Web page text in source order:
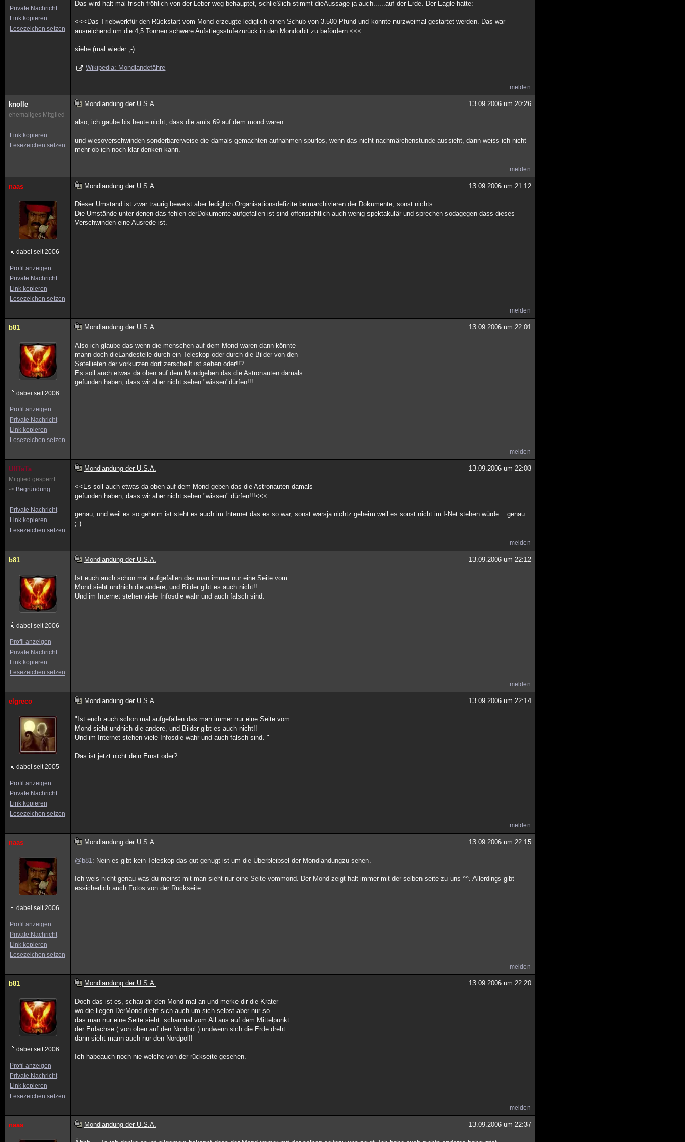
Private Nachricht
Link kopieren
Lesezeichen setzen
Das wird halt mal frisch fröhlich von der Leber weg behauptet, schließlich stimmt dieAussage ja auch......auf der Erde. Der Eagle hatte:
<<<Das Triebwerkfür den Rückstart vom Mond erzeugte lediglich einen Schub von 3.500 Pfund und konnte nurzweimal gestartet werden. Das war
ausreichend um die 4,5 Tonnen schwere Aufstiegsstufezurück in den Mondorbit zu befördern.<<<
siehe (mal wieder ;-)
Wikipedia: Mondlandefähre
melden
knolle
ehemaliges Mitglied
Link kopieren
Lesezeichen setzen
Mondlandung der U.S.A. 13.09.2006 um 20:26
also, ich gaube bis heute nicht, dass die amis 69 auf dem mond waren.
und wiesoverschwinden sonderbarerweise die damals gemachten aufnahmen spurlos, wenn das nicht nachmärchenstunde aussieht, dann weiss ich nicht
mehr ob ich noch klar denken kann.
melden
naas
dabei seit 2006
Profil anzeigen
Private Nachricht
Link kopieren
Lesezeichen setzen
Mondlandung der U.S.A. 13.09.2006 um 21:12
Dieser Umstand ist zwar traurig beweist aber lediglich Organisationsdefizite beimarchivieren der Dokumente, sonst nichts.
Die Umstände unter denen das fehlen derDokumente aufgefallen ist sind offensichtlich auch wenig spektakulär und sprechen sodagegen dass dieses
Verschwinden eine Ausrede ist.
melden
b81
dabei seit 2006
Profil anzeigen
Private Nachricht
Link kopieren
Lesezeichen setzen
Mondlandung der U.S.A. 13.09.2006 um 22:01
Also ich glaube das wenn die menschen auf dem Mond waren dann könnte
mann doch dieLandestelle durch ein Teleskop oder durch die Bilder von den
Satellieten der vorkurzen dort zerschellt ist sehen oder!!?
Es soll auch etwas da oben auf dem Mondgeben das die Astronauten damals
gefunden haben, dass wir aber nicht sehen "wissen"dürfen!!!
melden
UffTaTa
Mitglied gesperrt
-> Begründung
Private Nachricht
Link kopieren
Lesezeichen setzen
Mondlandung der U.S.A. 13.09.2006 um 22:03
<<Es soll auch etwas da oben auf dem Mond geben das die Astronauten damals
gefunden haben, dass wir aber nicht sehen "wissen" dürfen!!!<<<
genau, und weil es so geheim ist steht es auch im Internet das es so war, sonst wärsja nichtz geheim weil es sonst nicht im I-Net stehen würde....genau
;-)
melden
b81
dabei seit 2006
Profil anzeigen
Private Nachricht
Link kopieren
Lesezeichen setzen
Mondlandung der U.S.A. 13.09.2006 um 22:12
Ist euch auch schon mal aufgefallen das man immer nur eine Seite vom
Mond sieht undnich die andere, und Bilder gibt es auch nicht!!
Und im Internet stehen viele Infosdie wahr und auch falsch sind.
melden
elgreco
dabei seit 2005
Profil anzeigen
Private Nachricht
Link kopieren
Lesezeichen setzen
Mondlandung der U.S.A. 13.09.2006 um 22:14
"Ist euch auch schon mal aufgefallen das man immer nur eine Seite vom
Mond sieht undnich die andere, und Bilder gibt es auch nicht!!
Und im Internet stehen viele Infosdie wahr und auch falsch sind. "
Das ist jetzt nicht dein Ernst oder?
melden
naas
dabei seit 2006
Profil anzeigen
Private Nachricht
Link kopieren
Lesezeichen setzen
Mondlandung der U.S.A. 13.09.2006 um 22:15
@b81: Nein es gibt kein Teleskop das gut genugt ist um die Überbleibsel der Mondlandungzu sehen.
Ich weis nicht genau was du meinst mit man sieht nur eine Seite vommond. Der Mond zeigt halt immer mit der selben seite zu uns ^^. Allerdings gibt
essicherlich auch Fotos von der Rückseite.
melden
b81
dabei seit 2006
Profil anzeigen
Private Nachricht
Link kopieren
Lesezeichen setzen
Mondlandung der U.S.A. 13.09.2006 um 22:20
Doch das ist es, schau dir den Mond mal an und merke dir die Krater
wo die liegen.DerMond dreht sich auch um sich selbst aber nur so
das man nur eine Seite sieht. schaumal vom All aus auf dem Mittelpunkt
der Erdachse ( von oben auf den Nordpol ) undwenn sich die Erde dreht
dann sieht mann auch nur den Nordpol!!
Ich habeauch noch nie welche von der rückseite gesehen.
melden
naas Mondlandung der U.S.A. 13.09.2006 um 22:37